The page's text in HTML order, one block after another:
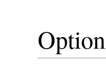
Option